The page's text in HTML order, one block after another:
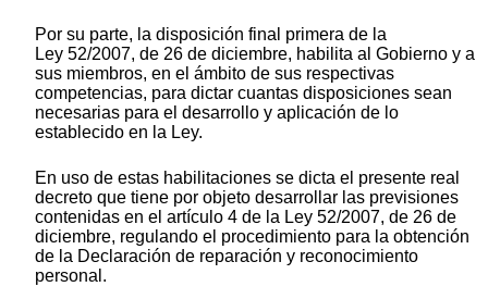
Por su parte, la disposición final primera de la
Ley 52/2007, de 26 de diciembre, habilita al Gobierno y a
sus miembros, en el ámbito de sus respectivas
competencias, para dictar cuantas disposiciones sean
necesarias para el desarrollo y aplicación de lo
establecido en la Ley.
En uso de estas habilitaciones se dicta el presente real
decreto que tiene por objeto desarrollar las previsiones
contenidas en el artículo 4 de la Ley 52/2007, de 26 de
diciembre, regulando el procedimiento para la obtención
de la Declaración de reparación y reconocimiento
personal.